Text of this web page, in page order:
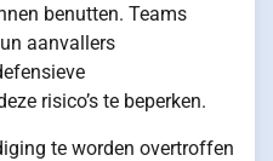
benutten. Teams
aanvallers
risico’s te beperken.
te worden overtroffen